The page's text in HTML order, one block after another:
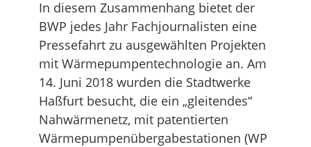
In diesem Zusammenhang bietet der
BWP jedes Jahr Fachjournalisten eine
Pressefahrt zu ausgewählten Projekten
mit Wärmepumpentechnologie an. Am
14. Juni 2018 wurden die Stadtwerke
Haßfurt besucht, die ein „gleitendes“
Nahwärmenetz, mit patentierten
Wärmepumpenübergabestationen (WP